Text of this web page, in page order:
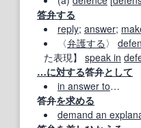
答弁する
reply; answer;
〈弁護する 〉
た表現】 speak in
…に対する答弁として
in answer to…
答弁を求める
demand an